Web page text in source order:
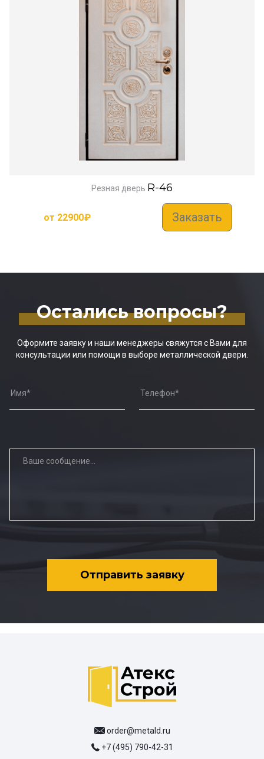
Резная дверь R-46
от 22900₽ Заказать
Остались вопросы?
Оформите заявку и наши менеджеры свяжутся с Вами для
консультации или помощи в выборе металлической двери.
Отправить заявку
order@metald.ru
+7 (495) 790-42-31